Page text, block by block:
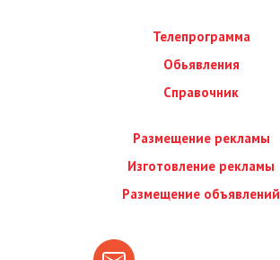
Телепрограмма
Обьявления
Справочник
Размещение рекламы
Изготовление рекламы
Размещение объявлений